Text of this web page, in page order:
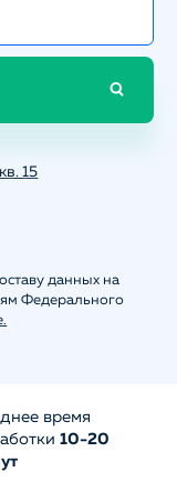
15
данных на
Федерального
время
10-20